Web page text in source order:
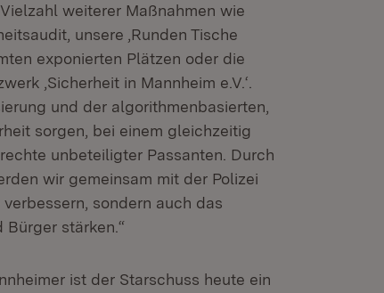
weiterer Maßnahmen wie
unsere ‚Runden Tische
exponierten Plätzen oder die
‚Sicherheit in Mannheim e.V.‘.
und der algorithmenbasierten,
sorgen, bei einem gleichzeitig
unbeteiligter Passanten. Durch
wir gemeinsam mit der Polizei
sondern auch das
stärken.“
ist der Starschuss heute ein